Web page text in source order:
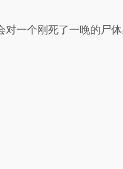
一个刚死了一晚的尸